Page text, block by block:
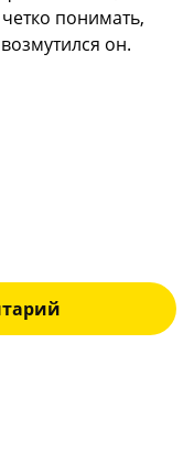
понимать,
он.